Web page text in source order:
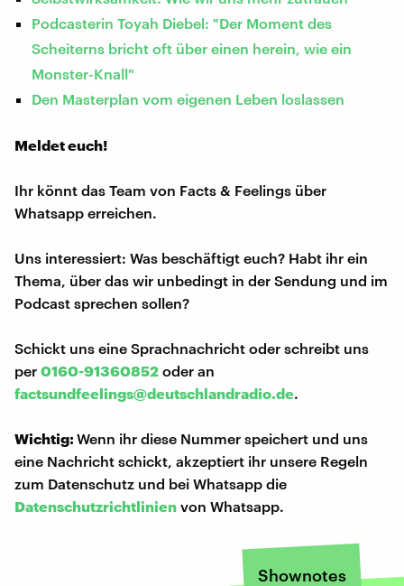
Podcasterin Toyah Diebel: "Der Moment des
Scheiterns bricht oft über einen herein, wie ein
Monster-Knall"
Den Masterplan vom eigenen Leben loslassen
Meldet euch!
Ihr könnt das Team von Facts & Feelings über
Whatsapp erreichen.
Uns interessiert: Was beschäftigt euch? Habt ihr ein
Thema, über das wir unbedingt in der Sendung und im
Podcast sprechen sollen?
Schickt uns eine Sprachnachricht oder schreibt uns
per 0160-91360852 oder an
factsundfeelings@deutschlandradio.de.
Wichtig:Wenn ihr diese Nummer speichert und uns
eine Nachricht schickt, akzeptiert ihr unsere Regeln
zum Datenschutz und bei Whatsapp die
Datenschutzrichtlinien von Whatsapp.
Shownotes